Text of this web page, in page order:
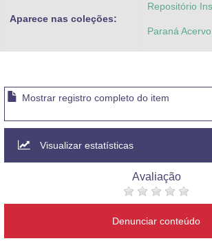
Aparece nas coleções:
Repositório
Paraná Acervo
Mostrar registro completo do item
Visualizar estatísticas
Avaliação
Denunciar conteúdo